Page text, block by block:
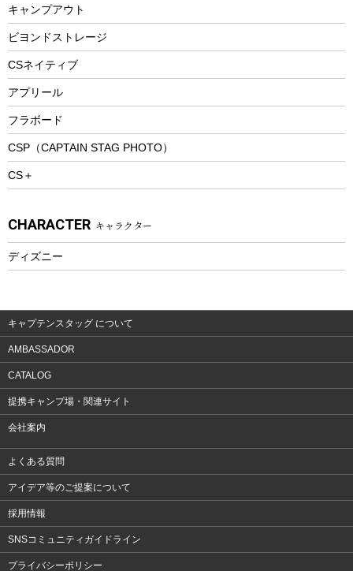
スノーシュー
防寒ウェア
トレッキング
トレッキングアクセサリー
プレイグッズ
ウェルネス
ウェア、タオル
ウェア
キャンプアウト
ビヨンドストレージ
CSネイティブ
アプリール
フラボード
CSP（CAPTAIN STAG PHOTO）
CS＋
CHARACTER キャラクター
ディズニー
キャプテンスタッグ について
AMBASSADOR
CATALOG
提携キャンプ場・関連サイト
会社案内
よくある質問
アイデア等のご提案について
採用情報
SNSコミュニティガイドライン
プライバシーポリシー